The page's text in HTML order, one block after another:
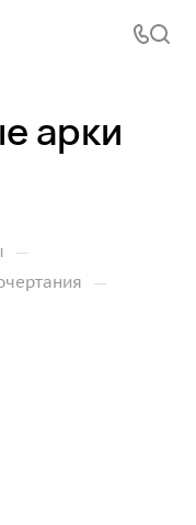
арки
—
—